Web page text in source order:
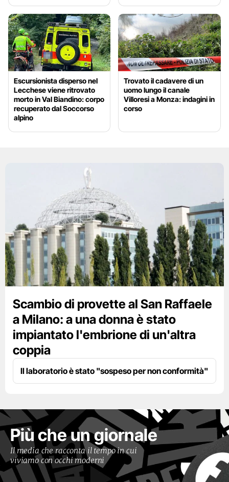
Escursionista disperso nel
Lecchese viene ritrovato
morto in Val Biandino: corpo
recuperato dal Soccorso
alpino
Trovato il cadavere di un
uomo lungo il canale
Villoresi a Monza: indagini in
corso
Scambio di provette al San Raffaele
a Milano: a una donna è stato
impiantato l'embrione di un'altra
coppia
Il laboratorio è stato "sospeso per non conformità"
Più che un giornale
Il media che racconta il tempo in cui
viviamo con occhi moderni